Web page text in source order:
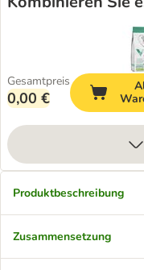
Gesamtpreis
0,00 €
Produktbeschreibung
Zusammensetzung